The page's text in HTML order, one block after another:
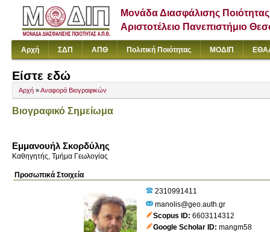
Μονάδα Διασφάλισης Ποιότητας
Αριστοτέλειο Πανεπιστήμιο
Αρχή ΣΔΠ ΑΠΘ Πολιτική Ποιότητας ΜΟΔΙΠ
Είστε εδώ
Αρχή »Αναφορά Βιογραφικών
Βιογραφικό Σημείωμα
Εμμανουήλ Σκορδύλης
Καθηγητής, Τμήμα Γεωλογίας
Προσωπικά Στοιχεία
2310991411
manolis@geo.auth.gr
Scopus ID 6603114312
Google Scholar ID mangm58